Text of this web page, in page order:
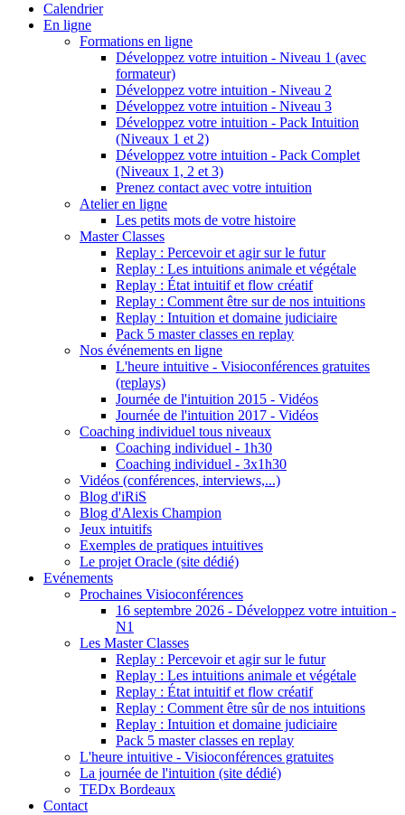
Calendrier
En ligne
Formations en ligne
Développez votre intuition - Niveau 1 (avec
formateur)
Développez votre intuition - Niveau 2
Développez votre intuition - Niveau 3
Développez votre intuition - Pack Intuition
(Niveaux 1 et 2)
Développez votre intuition - Pack Complet
(Niveaux 1, 2 et 3)
Prenez contact avec votre intuition
Atelier en ligne
Les petits mots de votre histoire
Master Classes
Replay : Percevoir et agir sur le futur
Replay : Les intuitions animale et végétale
Replay : État intuitif et flow créatif
Replay : Comment être sur de nos intuitions
Replay : Intuition et domaine judiciaire
Pack 5 master classes en replay
Nos événements en ligne
L'heure intuitive - Visioconférences gratuites
(replays)
Journée de l'intuition 2015 - Vidéos
Journée de l'intuition 2017 - Vidéos
Coaching individuel tous niveaux
Coaching individuel - 1h30
Coaching individuel - 3x1h30
Vidéos (conférences, interviews,...)
Blog d'iRiS
Blog d'Alexis Champion
Jeux intuitifs
Exemples de pratiques intuitives
Le projet Oracle (site dédié)
Evénements
Prochaines Visioconférences
16 septembre 2026 - Développez votre intuition -
N1
Les Master Classes
Replay : Percevoir et agir sur le futur
Replay : Les intuitions animale et végétale
Replay : État intuitif et flow créatif
Replay : Comment être sûr de nos intuitions
Replay : Intuition et domaine judiciaire
Pack 5 master classes en replay
L'heure intuitive - Visioconférences gratuites
La journée de l'intuition (site dédié)
TEDx Bordeaux
Contact